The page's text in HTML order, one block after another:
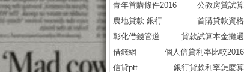
青年首購條件2016
公教房貸試算
農地貸款 銀行
首購貸款資格
彰化借錢管道
貸款試算本金攤還
借錢網
個人信貸利率比較2016
信貸ptt
銀行貸款利率怎麼算